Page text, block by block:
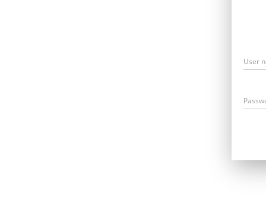
User